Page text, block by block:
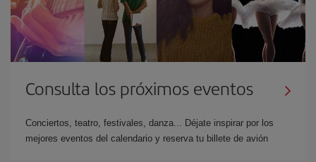
Consulta los próximos eventos
Conciertos, teatro, festivales, danza... Déjate inspirar por los
mejores eventos del calendario y reserva tu billete de avión